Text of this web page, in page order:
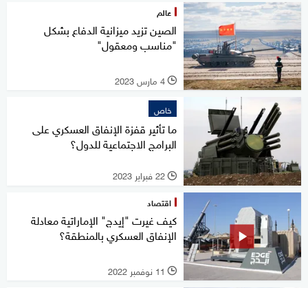
عالم
الصين تزيد ميزانية الدفاع بشكل
"مناسب ومعقول"
l 4 مارس 2023
خاص
ما تأثير قفزة الإنفاق العسكري على
البرامج الاجتماعية للدول؟
l 22 فبراير 2023
اقتصاد
كيف غيرت "إيدج" الإماراتية معادلة
الإنفاق العسكري بالمنطقة؟
l 11 نوفمبر 2022